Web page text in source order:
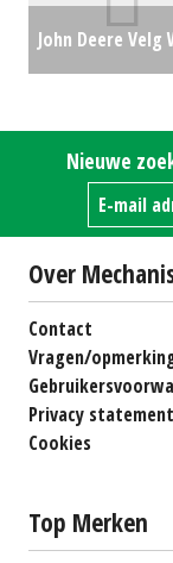
John Deere Velg
Nieuwe
Over
Contact
Vragen/
Privacy statement
Cookies
Top Merken